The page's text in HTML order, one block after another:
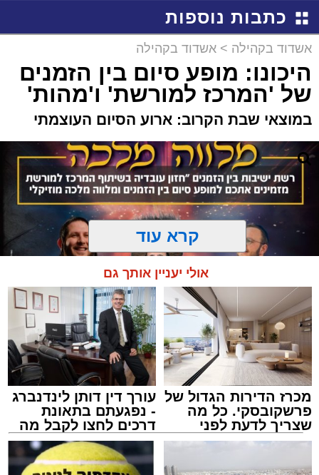
כתבות נוספות
אשדוד בקהילה > אשדוד בקהילה
היכונו: מופע סיום בין הזמנים
של 'המרכז למורשת' ו'מהות'
במוצאי שבת הקרוב: ארוע הסיום העוצמתי
המרכז למורשת
מנהל האתר / 10:42 06.08.26
קרא עוד
אולי יעניין אותך גם
מכרז הדירות הגדול של
פרשקובסקי. כל מה
שצריך לדעת לפני
שמגישים הצעה לדירה
עורך דין דותן לינדנברג
- נפגעתם בתאונת
דרכים לחצו לקבל מה
שמגיע לכם